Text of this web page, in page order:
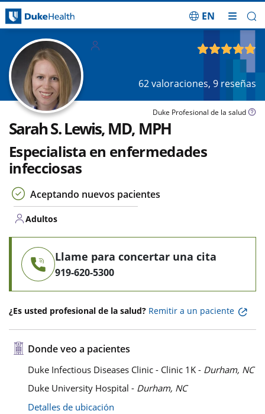
EN
62valoraciones, 9 reseñas
Duke Profesional de la salud
Sarah S. Lewis, MD, MPH
Especialista en enfermedades
infecciosas
Aceptando nuevos pacientes
Adultos
Llame para concertar una cita
919-620-5300
¿Es usted profesional de la salud? Remitir a un paciente
Donde veo a pacientes
Duke Infectious Diseases Clinic - Clinic 1K - Durham, NC
Duke University Hospital - Durham, NC
Detalles de ubicación